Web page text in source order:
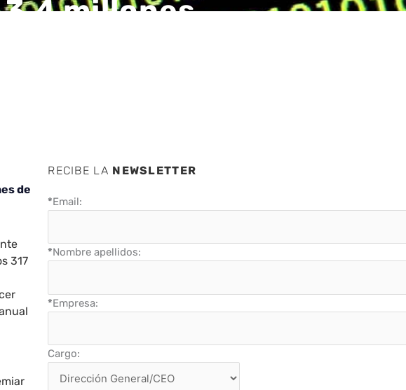
3,4 millones
de
317
RECIBE LA NEWSLETTER
*Email:
*Nombre apellidos:
*Empresa:
Cargo: